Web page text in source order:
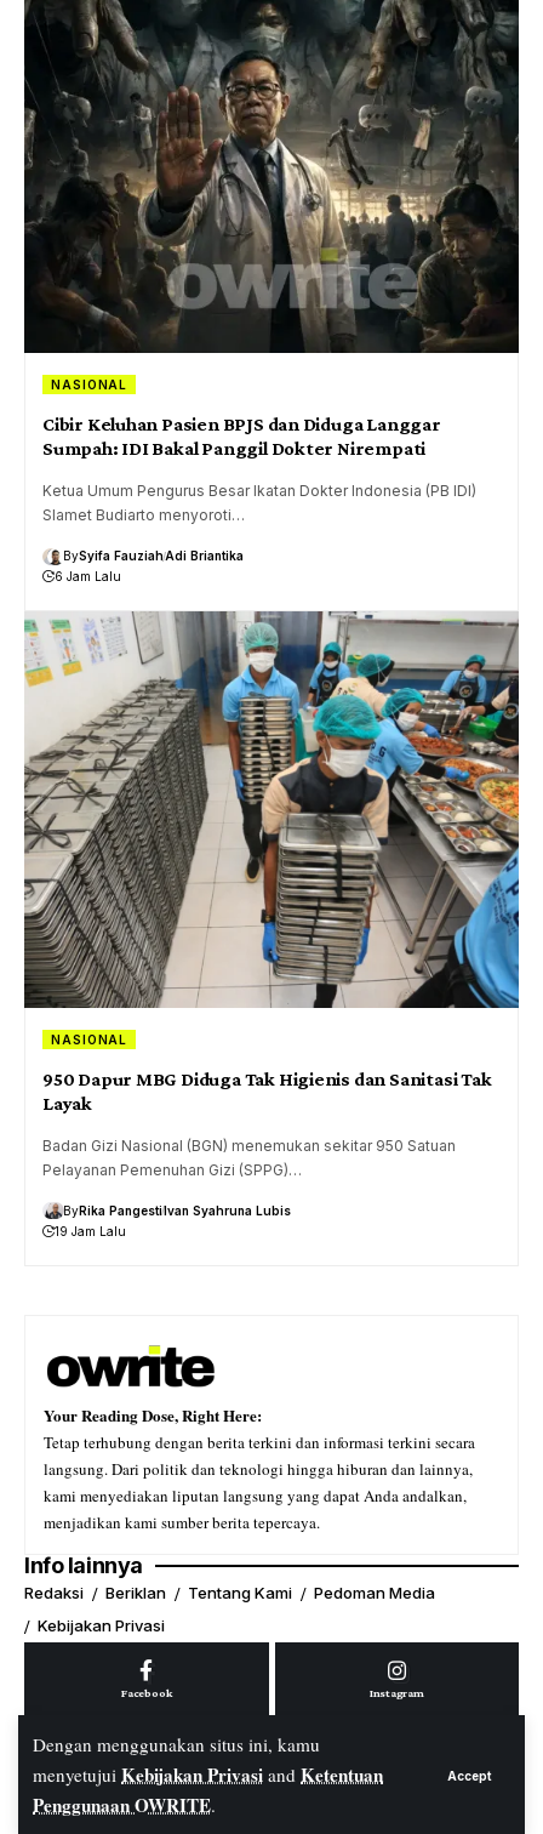
Dengan menggunakan situs ini, kamu
menyetujui Kebijakan Privasi and Ketentuan
Penggunaan OWRITE.
Accept
NASIONAL
Cibir Keluhan Pasien BPJS dan Diduga Langgar
Sumpah: IDI Bakal Panggil Dokter Nirempati
Ketua Umum Pengurus Besar Ikatan Dokter Indonesia (PB IDI)
Slamet Budiarto menyoroti…
BySyifa FauziahAdi Briantika
6 Jam Lalu
NASIONAL
950 Dapur MBG Diduga Tak Higienis dan Sanitasi Tak
Layak
Badan Gizi Nasional (BGN) menemukan sekitar 950 Satuan
Pelayanan Pemenuhan Gizi (SPPG)…
ByRika PangestiIvan Syahruna Lubis
19 Jam Lalu
Your Reading Dose, Right Here:
Tetap terhubung dengan berita terkini dan informasi terkini secara
langsung. Dari politik dan teknologi hingga hiburan dan lainnya,
kami menyediakan liputan langsung yang dapat Anda andalkan,
menjadikan kami sumber berita tepercaya.
Info lainnya
Redaksi Beriklan Tentang Kami
Pedoman Media
Kebijakan Privasi
Facebook Instagram
Youtube Tiktok
© PT. OWRITE Media Digital. All Rights Reserved.